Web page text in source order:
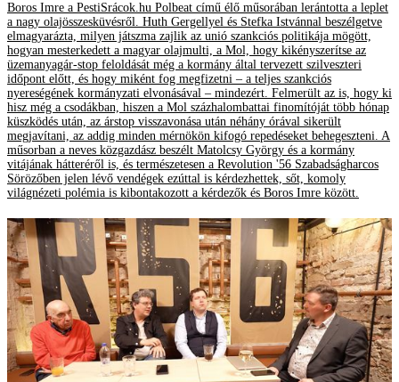
Boros Imre a PestiSrácok.hu Polbeat című élő műsorában lerántotta a leplet
a nagy olajösszesküvésről. Huth Gergellyel és Stefka Istvánnal beszélgetve
elmagyarázta, milyen játszma zajlik az unió szankciós politikája mögött,
hogyan mesterkedett a magyar olajmulti, a Mol, hogy kikényszerítse az
üzemanyagár-stop feloldását még a kormány által tervezett szilveszteri
időpont előtt, és hogy miként fog megfizetni – a teljes szankciós
nyereségének kormányzati elvonásával – mindezért. Felmerült az is, hogy ki
hisz még a csodákban, hiszen a Mol százhalombattai finomítóját több hónap
küszködés után, az árstop visszavonása után néhány órával sikerült
megjavítani, az addig minden mérnökön kifogó repedéseket behegeszteni. A
műsorban a neves közgazdász beszélt Matolcsy György és a kormány
vitájának hátteréről is, és természetesen a Revolution '56 Szabadságharcos
Sörözőben jelen lévő vendégek ezúttal is kérdezhettek, sőt, komoly
világnézeti polémia is kibontakozott a kérdezők és Boros Imre között.